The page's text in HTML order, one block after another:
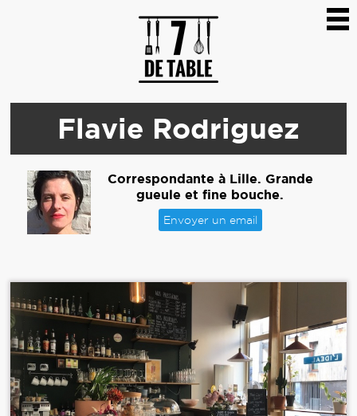
Flavie Rodriguez
Correspondante à Lille. Grande
gueule et fine bouche.
Envoyer un email